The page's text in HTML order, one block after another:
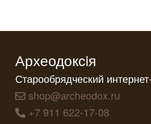
Археодоксiя
Старообрядческий
shop@archeodox.ru
+7 911 622-17-08